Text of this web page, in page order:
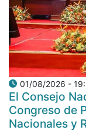
01/08/2026 -
El Consejo
Congreso de
Nacionales y